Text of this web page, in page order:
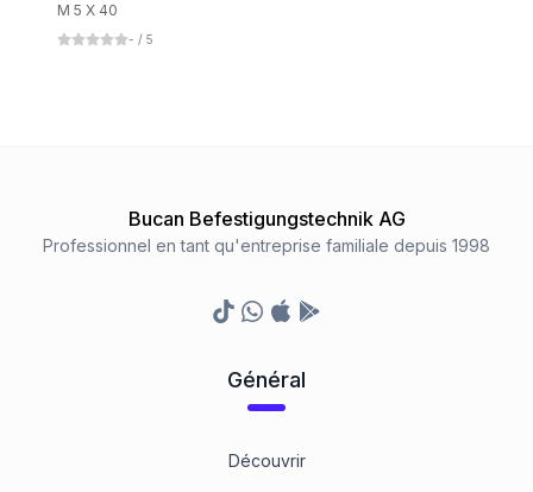
M 5 X 40
- / 5
Bucan Befestigungstechnik AG
Professionnel en tant qu'entreprise familiale depuis 1998
TikTokWhatsapp
Appstore
Google Play Store
Général
Découvrir